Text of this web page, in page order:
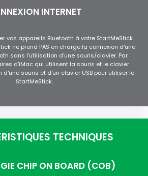
INTERNET
vos appareils Bluetooth à votre StartMeStick.
ne prend PAS en charge la connexion d'une
sans l'utilisation d'une souris/clavier. Par
d'iMac qui utilisent la souris et le clavier
d'une souris et d'un clavier USB pour utiliser le
StartMeStick.
TECHNIQUES
CHIP ON BOARD (COB)